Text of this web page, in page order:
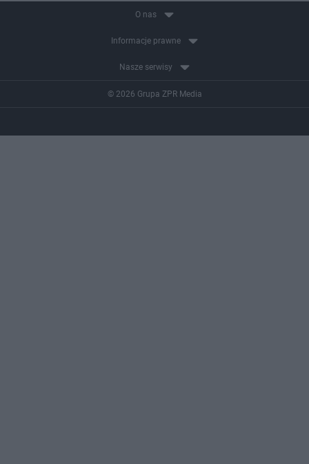
O nas
Informacje prawne
Nasze serwisy
© 2026 Grupa ZPR Media